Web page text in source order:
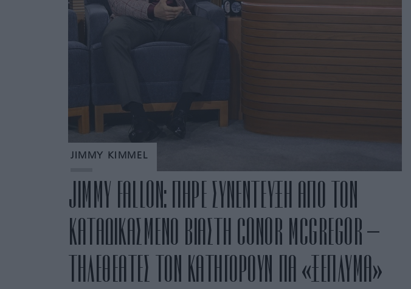
JIMMY KIMMEL
JIMMY FALLON: ΠΗΡΕ ΣΥΝΕΝΤΕΥΞΗ ΑΠΟ ΤΟΝ
ΚΑΤΑΔΙΚΑΣΜΕΝΟ ΒΙΑΣΤΗ CONOR MCGREGOR –
ΤΗΛΕΘΕΑΤΕΣ ΤΟΝ ΚΑΤΗΓΟΡΟΥΝ ΓΙΑ «ΞΕΠΛΥΜΑ»